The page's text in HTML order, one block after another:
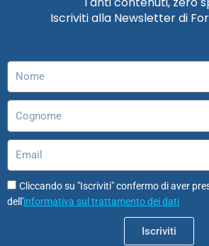
b
o
a
g
e
d
u
b
Iscriviti alla Newsletter di
Cliccando su "Iscriviti" confermo di aver
dell'informativa sul trattamento dei dati
Iscriviti